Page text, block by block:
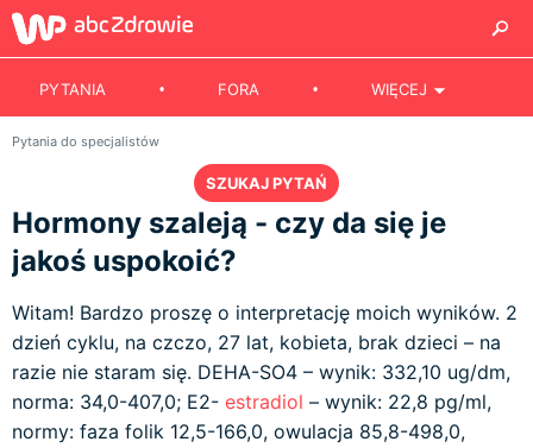
PYTANIA FORA WIĘCEJ
Pytania do specjalistów
SZUKAJ PYTAŃ
Hormony szaleją - czy da się je
jakoś uspokoić?
Witam! Bardzo proszę o interpretację moich wyników. 2
dzień cyklu, na czczo, 27 lat, kobieta, brak dzieci – na
razie nie staram się. DEHA-SO4 – wynik: 332,10 ug/dm,
norma: 34,0-407,0; E2- estradiol – wynik: 22,8 pg/ml,
normy: faza folik 12,5-166,0, owulacja 85,8-498,0,